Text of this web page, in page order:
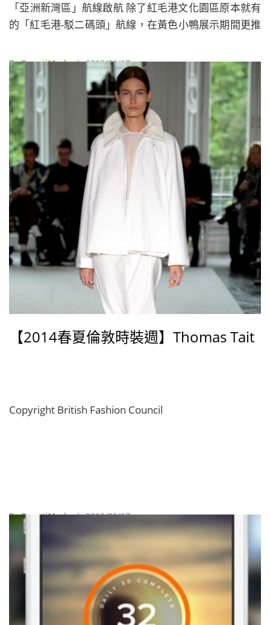
「亞洲新灣區」航線啟航 除了紅毛港文化園區原本就有
的「紅毛港-駁二碼頭」航線，在黃色小鴨展示期間更推
榮碼頭賞鴨，暢遊亞洲新灣區，再返航駁二碼頭，整趟
航程約30分鐘，若想搶便宜，平日的賞鴨航班，早鴨票
只要199元。 「紅毛港 － 駁二遊港航」 售票管道：駁
二現場C5服務台每日下午2點開始售票，或至超商ibon
端點。 票價：全票來回400元，優待票߳
ByBeautiMode| 2013/09/17
【2014春夏倫敦時裝週】Thomas Tait
Copyright British Fashion Council
ByBeautiMode| 2013/09/17